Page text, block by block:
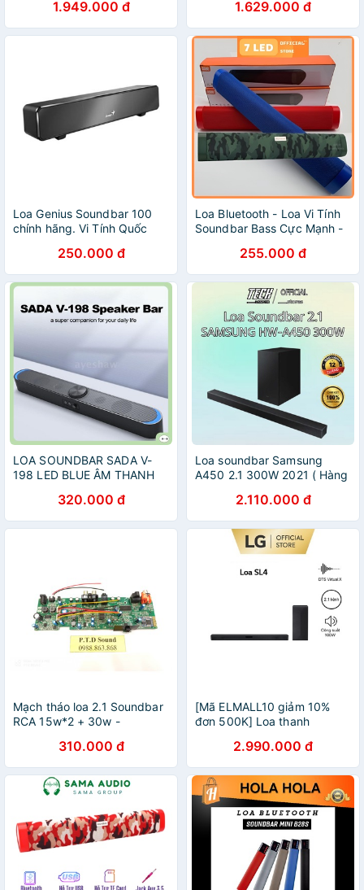
1.949.000 đ 1.629.000 đ
Loa Genius Soundbar 100
chính hãng. Vi Tính Quốc
250.000 đ
Loa Bluetooth - Loa Vi Tính
Soundbar Bass Cực Mạnh -
255.000 đ
LOA SOUNDBAR SADA V-
198 LED BLUE ÂM THANH
320.000 đ
Loa soundbar Samsung
A450 2.1 300W 2021 ( Hàng
2.110.000 đ
Mạch tháo loa 2.1 Soundbar
RCA 15w*2 + 30w -
310.000 đ
[Mã ELMALL10 giảm 10%
đơn 500K] Loa thanh
2.990.000 đ